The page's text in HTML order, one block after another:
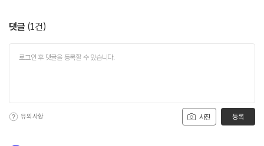
댓글 (1건)
사진
유의사항 등록